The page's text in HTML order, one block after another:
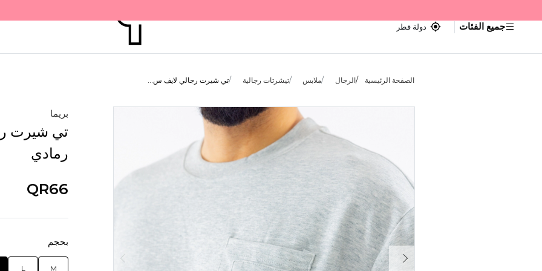
جميع الفئات دولة قطر
الصفحة الرئيسية الرجال ملابس تيشرتات رجالية تي شيرت رجالي لايف س...
بريما
تي شيرت
رمادي
QR66
بحجم
M
L